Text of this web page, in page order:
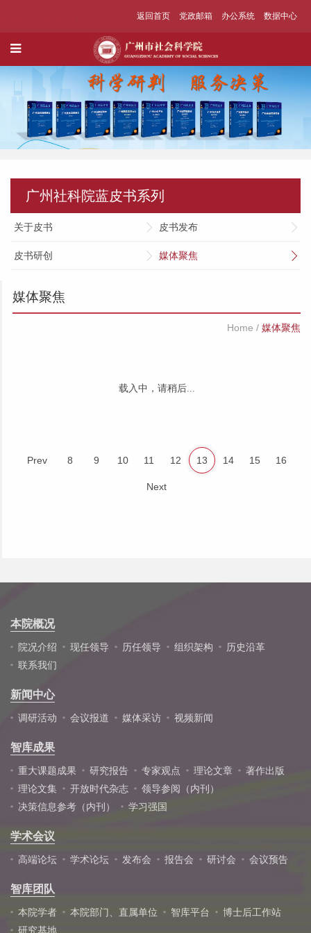
返回首页 党政邮箱 办公系统 数据中心
广州社科院蓝皮书系列
关于皮书 皮书发布
皮书研创 媒体聚焦
媒体聚焦
Home / 媒体聚焦
载入中，请稍后...
Prev 8 9 10 11 12 13 14 15 16
Next
本院概况
院况介绍 现任领导 历任领导 组织架构
历史沿革
联系我们
新闻中心
调研活动 会议报道 媒体采访 视频新闻
智库成果
重大课题成果 研究报告 专家观点 理论文章
著作出版
理论文集
开放时代杂志
领导参阅（内刊）
决策信息参考（内刊）
学习强国
学术会议
高端论坛 学术论坛 发布会 报告会 研讨会 会议预告
智库团队
本院学者 本院部门、直属单位 智库平台
博士后工作站
研究基地